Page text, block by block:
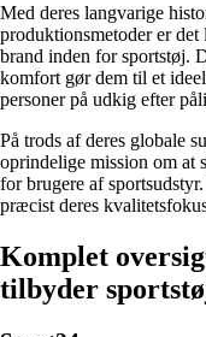
Med deres langvarige
produktionsmetoder er
brand inden for sportstøj.
komfort gør dem til et
personer på udkig efter
På trods af deres globale
oprindelige mission om at
for brugere af
præcist deres
Komplet
tilbyder